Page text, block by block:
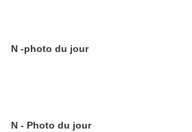
N -photo du jour
N - Photo du jour